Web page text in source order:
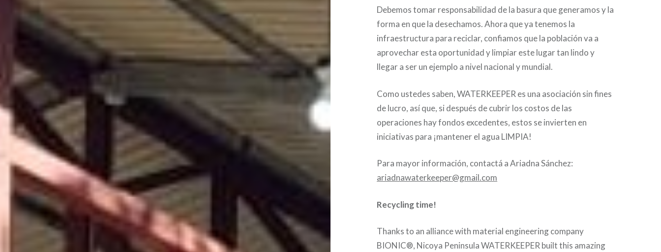
Debemos tomar responsabilidad de la basura que generamos y la
forma en que la desechamos. Ahora que ya tenemos la
infraestructura para reciclar, confiamos que la población va a
aprovechar esta oportunidad y limpiar este lugar tan lindo y
llegar a ser un ejemplo a nivel nacional y mundial.
Como ustedes saben, WATERKEEPER es una asociación sin fines
de lucro, así que, si después de cubrir los costos de las
operaciones hay fondos excedentes, estos se invierten en
iniciativas para ¡mantener el agua LIMPIA!
Para mayor información, contactá a Ariadna Sánchez:
ariadnawaterkeeper@gmail.com
Recycling time!
Thanks to an alliance with material engineering company
BIONIC®, Nicoya Peninsula WATERKEEPER built this amazing